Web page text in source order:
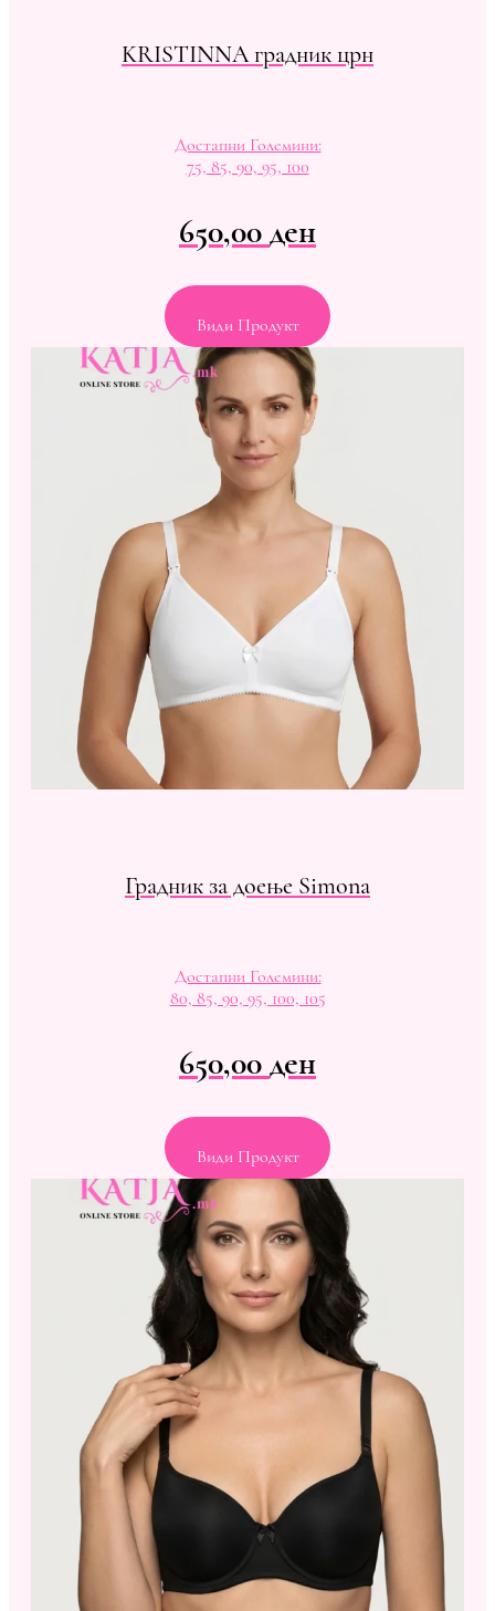
KRISTINNA градник црн
Достапни Големини:
75, 85, 90, 95, 100
650,00ден
Види Продукт
Градник за доење Simona
Достапни Големини:
80, 85, 90, 95, 100, 105
650,00ден
Види Продукт